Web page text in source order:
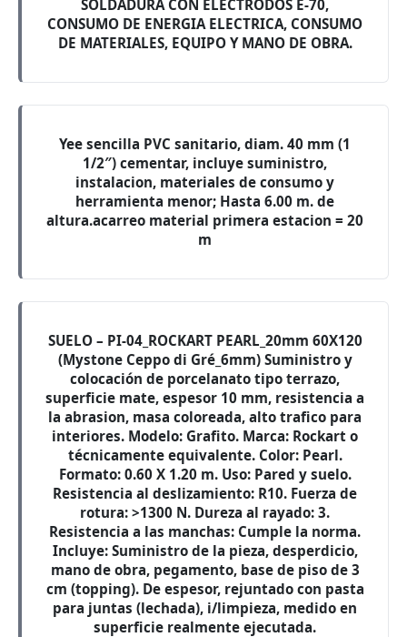
SOLDADURA CON ELECTRODOS E-70,
CONSUMO DE ENERGIA ELECTRICA, CONSUMO
DE MATERIALES, EQUIPO Y MANO DE OBRA.
Yee sencilla PVC sanitario, diam. 40 mm (1
1/2″) cementar, incluye suministro,
instalacion, materiales de consumo y
herramienta menor; Hasta 6.00 m. de
altura.acarreo material primera estacion = 20
m
SUELO – PI-04_ROCKART PEARL_20mm 60X120
(Mystone Ceppo di Gré_6mm) Suministro y
colocación de porcelanato tipo terrazo,
superficie mate, espesor 10 mm, resistencia a
la abrasion, masa coloreada, alto trafico para
interiores. Modelo: Grafito. Marca: Rockart o
técnicamente equivalente. Color: Pearl.
Formato: 0.60 X 1.20 m. Uso: Pared y suelo.
Resistencia al deslizamiento: R10. Fuerza de
rotura: >1300 N. Dureza al rayado: 3.
Resistencia a las manchas: Cumple la norma.
Incluye: Suministro de la pieza, desperdicio,
mano de obra, pegamento, base de piso de 3
cm (topping). De espesor, rejuntado con pasta
para juntas (lechada), i/limpieza, medido en
superficie realmente ejecutada.